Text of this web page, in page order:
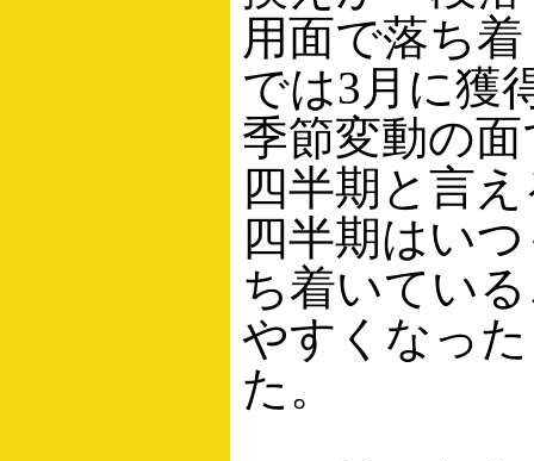
用面で落ち
では3月に獲
季節変動の
四半期と言
四半期はい
ち着いてい
やすくなっ
た。